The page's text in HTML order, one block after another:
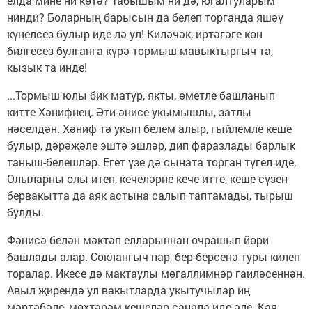
нинди? Боларның барысын да белеп торганда яшәү
күңелсез булыр иде лә ул! Киләчәк, иртәгәге көн
билгесез булганга күрә тормыш мавыктыргыч та,
кызык та инде!
...Тормыш юлы бик матур, якты, өметле башланып
китте Хәнифнең. Әти-әнисе укымышлы, затлы
нәселдән. Хәниф тә укып белем алыр, гыйлемле кеше
булыр, дәрәҗәле эштә эшләр, дип фаразлады барлык
таныш-белешләр. Егет үзе дә сыната торган түгел иде.
Олыларны олы итеп, кечеләрне кече итте, кеше сүзен
бервакытта да аяк астына салып таптамады, тырыш
булды.
Фәнисә белән мәктәп елларыннан очрашып йөри
башлады алар. Соклангыч пар, бер-берсенә туры килеп
торалар. Икесе дә мактаулы мөгаллимнәр гаиләсеннән.
Авыл җирендә ул вакытларда укытучылар иң